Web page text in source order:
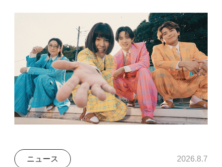
ニュース 2026.8.7